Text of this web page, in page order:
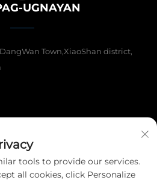
UGNAYAN
Town,XiaoShan district,
Decoration Materials Co., Ltd. Ang
tools to provide our services.
all cookies, click Personalize